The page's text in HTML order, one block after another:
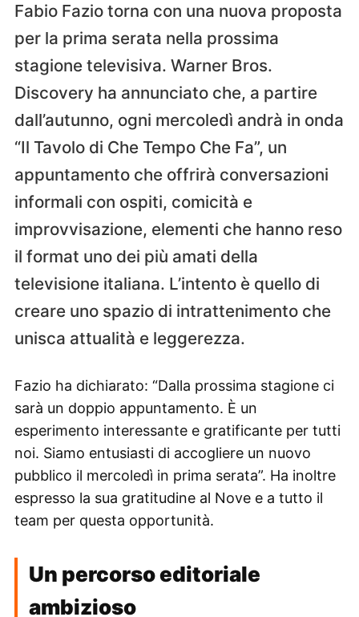
Fabio Fazio torna con una nuova proposta
per la prima serata nella prossima
stagione televisiva. Warner Bros.
Discovery ha annunciato che, a partire
dall’autunno, ogni mercoledì andrà in onda
“Il Tavolo di Che Tempo Che Fa”, un
appuntamento che offrirà conversazioni
informali con ospiti, comicità e
improvvisazione, elementi che hanno reso
il format uno dei più amati della
televisione italiana. L’intento è quello di
creare uno spazio di intrattenimento che
unisca attualità e leggerezza.
Fazio ha dichiarato: “Dalla prossima stagione ci
sarà un doppio appuntamento. È un
esperimento interessante e gratificante per tutti
noi. Siamo entusiasti di accogliere un nuovo
pubblico il mercoledì in prima serata”. Ha inoltre
espresso la sua gratitudine al Nove e a tutto il
team per questa opportunità.
Un percorso editoriale
ambizioso